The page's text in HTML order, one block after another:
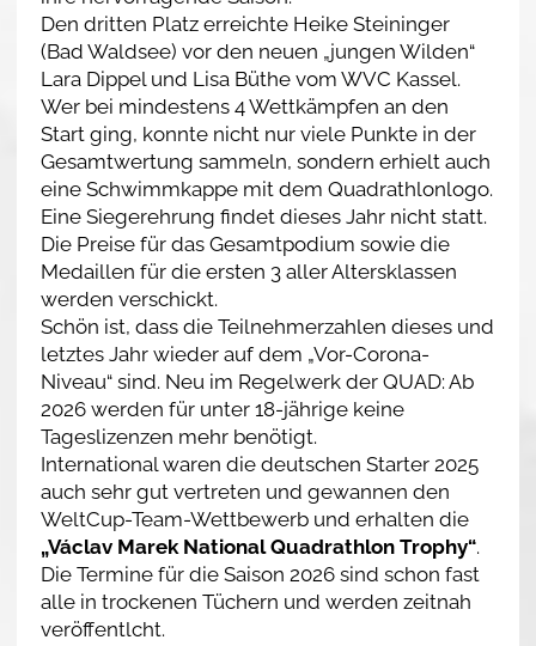
Den dritten Platz erreichte Heike Steininger
(Bad Waldsee) vor den neuen „jungen Wilden“
Lara Dippel und Lisa Büthe vom WVC Kassel.
Wer bei mindestens 4 Wettkämpfen an den
Start ging, konnte nicht nur viele Punkte in der
Gesamtwertung sammeln, sondern erhielt auch
eine Schwimmkappe mit dem Quadrathlonlogo.
Eine Siegerehrung findet dieses Jahr nicht statt.
Die Preise für das Gesamtpodium sowie die
Medaillen für die ersten 3 aller Altersklassen
werden verschickt.
Schön ist, dass die Teilnehmerzahlen dieses und
letztes Jahr wieder auf dem „Vor-Corona-
Niveau“ sind. Neu im Regelwerk der QUAD: Ab
2026 werden für unter 18-jährige keine
Tageslizenzen mehr benötigt.
International waren die deutschen Starter 2025
auch sehr gut vertreten und gewannen den
WeltCup-Team-Wettbewerb und erhalten die
„Václav Marek National Quadrathlon Trophy“.
Die Termine für die Saison 2026 sind schon fast
alle in trockenen Tüchern und werden zeitnah
veröffentlcht.